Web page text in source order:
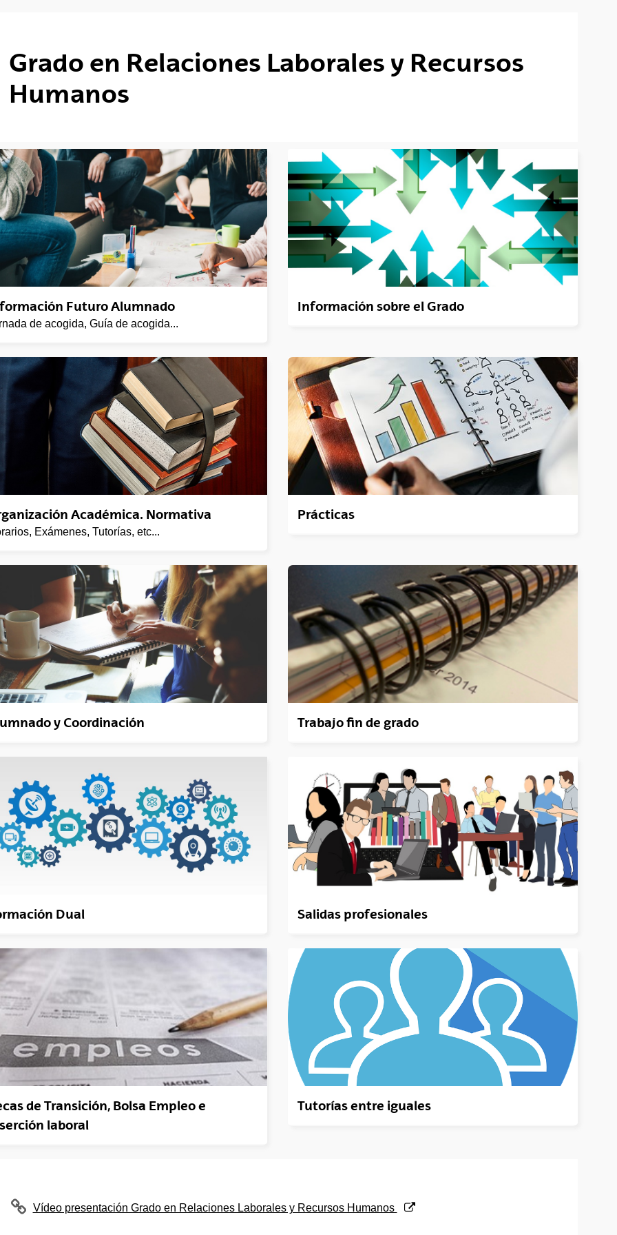
subpáginas
subpáginas
subpáginas
subpáginas
subpáginas
Grado en Relaciones Laborales y Recursos
Humanos
Futuro Alumnado
de acogida, Guía de acogida...
Información sobre el Grado
Académica. Normativa
Exámenes, Tutorías, etc...
Prácticas
y Coordinación Trabajo fin de grado
Dual Salidas profesionales
de Transición, Bolsa Empleo e
laboral
Tutorías entre iguales
(Abre una nueva ventana)
Vídeo presentación Grado en Relaciones Laborales y Recursos Humanos